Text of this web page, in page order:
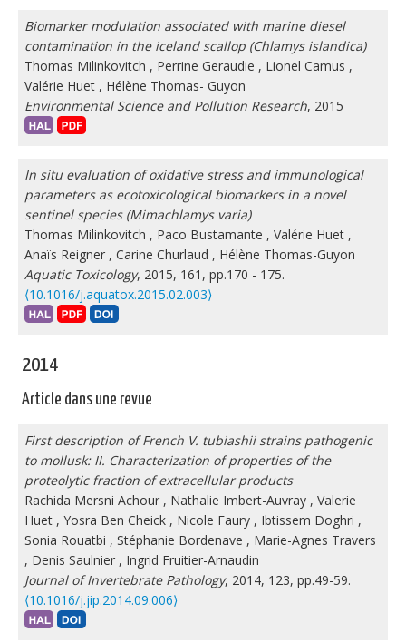
Biomarker modulation associated with marine diesel
contamination in the iceland scallop (Chlamys islandica)
Thomas Milinkovitch , Perrine Geraudie , Lionel Camus ,
Valérie Huet , Hélène Thomas- Guyon
Environmental Science and Pollution Research, 2015
In situ evaluation of oxidative stress and immunological
parameters as ecotoxicological biomarkers in a novel
sentinel species (Mimachlamys varia)
Thomas Milinkovitch , Paco Bustamante , Valérie Huet ,
Anaïs Reigner , Carine Churlaud , Hélène Thomas-Guyon
Aquatic Toxicology, 2015, 161, pp.170 - 175.
⟨10.1016/j.aquatox.2015.02.003⟩
2014
Article dans une revue
First description of French V. tubiashii strains pathogenic
to mollusk: II. Characterization of properties of the
proteolytic fraction of extracellular products
Rachida Mersni Achour , Nathalie Imbert-Auvray , Valerie
Huet , Yosra Ben Cheick , Nicole Faury , Ibtissem Doghri ,
Sonia Rouatbi , Stéphanie Bordenave , Marie-Agnes Travers
, Denis Saulnier , Ingrid Fruitier-Arnaudin
Journal of Invertebrate Pathology, 2014, 123, pp.49-59.
⟨10.1016/j.jip.2014.09.006⟩